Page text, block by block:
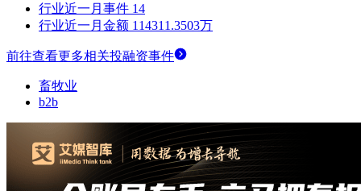
行业近一月事件 14
行业近一月金额 114311.3503万
前往查看更多相关投融资事件
畜牧业
b2b